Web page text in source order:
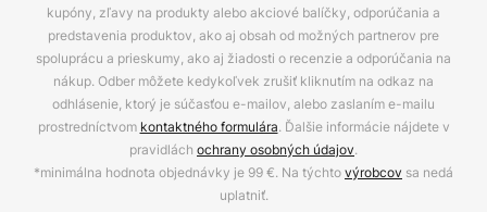
kupóny, zľavy na produkty alebo akciové balíčky, odporúčania a
predstavenia produktov, ako aj obsah od možných partnerov pre
spoluprácu a prieskumy, ako aj žiadosti o recenzie a odporúčania na
nákup. Odber môžete kedykoľvek zrušiť kliknutím na odkaz na
odhlásenie, ktorý je súčasťou e-mailov, alebo zaslaním e-mailu
prostredníctvom kontaktného formulára. Ďalšie informácie nájdete v
pravidlách ochrany osobných údajov.
*minimálna hodnota objednávky je 99 €. Na týchtovýrobcov sa nedá
uplatniť.